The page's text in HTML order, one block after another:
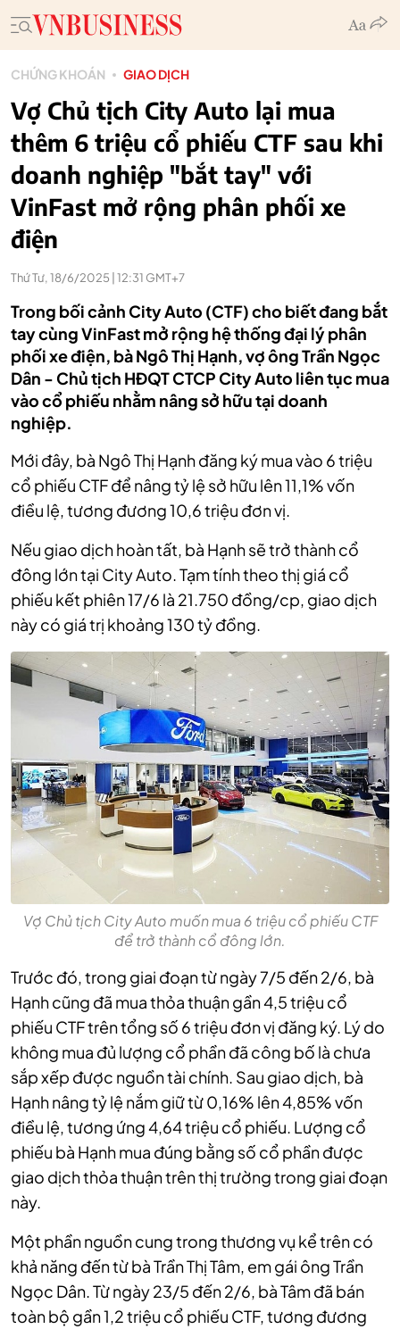
CHỨNG KHOÁN GIAO DỊCH
Vợ Chủ tịch City Auto lại mua
thêm 6 triệu cổ phiếu CTF sau khi
doanh nghiệp "bắt tay" với
VinFast mở rộng phân phối xe
điện
Thứ Tư, 18/6/2025 | 12:31 GMT+7
Trong bối cảnh City Auto (CTF) cho biết đang bắt
tay cùng VinFast mở rộng hệ thống đại lý phân
phối xe điện, bà Ngô Thị Hạnh, vợ ông Trần Ngọc
Dân - Chủ tịch HĐQT CTCP City Auto liên tục mua
vào cổ phiếu nhằm nâng sở hữu tại doanh
nghiệp.
Mới đây, bà Ngô Thị Hạnh đăng ký mua vào 6 triệu
cổ phiếu CTF để nâng tỷ lệ sở hữu lên 11,1% vốn
điều lệ, tương đương 10,6 triệu đơn vị.
Nếu giao dịch hoàn tất, bà Hạnh sẽ trở thành cổ
đông lớn tại City Auto. Tạm tính theo thị giá cổ
phiếu kết phiên 17/6 là 21.750 đồng/cp, giao dịch
này có giá trị khoảng 130 tỷ đồng.
Vợ Chủ tịch City Auto muốn mua 6 triệu cổ phiếu CTF
để trở thành cổ đông lớn.
Trước đó, trong giai đoạn từ ngày 7/5 đến 2/6, bà
Hạnh cũng đã mua thỏa thuận gần 4,5 triệu cổ
phiếu CTF trên tổng số 6 triệu đơn vị đăng ký. Lý do
không mua đủ lượng cổ phần đã công bố là chưa
sắp xếp được nguồn tài chính. Sau giao dịch, bà
Hạnh nâng tỷ lệ nắm giữ từ 0,16% lên 4,85% vốn
điều lệ, tương ứng 4,64 triệu cổ phiếu. Lượng cổ
phiếu bà Hạnh mua đúng bằng số cổ phần được
giao dịch thỏa thuận trên thị trường trong giai đoạn
này.
Một phần nguồn cung trong thương vụ kể trên có
khả năng đến từ bà Trần Thị Tâm, em gái ông Trần
Ngọc Dân. Từ ngày 23/5 đến 2/6, bà Tâm đã bán
toàn bộ gần 1,2 triệu cổ phiếu CTF, tương đương